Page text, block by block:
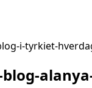
i-tyrkiet-